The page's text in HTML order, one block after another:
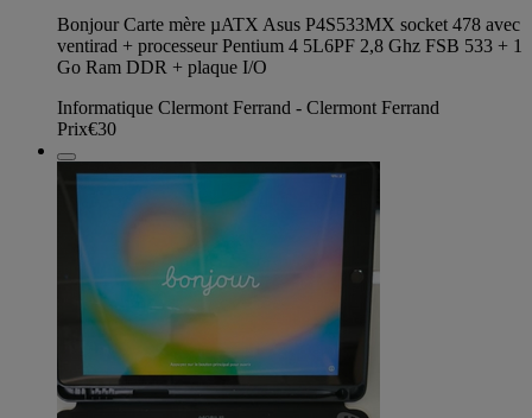
Bonjour Carte mère µATX Asus P4S533MX socket 478 avec
ventirad + processeur Pentium 4 5L6PF 2,8 Ghz FSB 533 + 1
Go Ram DDR + plaque I/O
Informatique Clermont Ferrand - Clermont Ferrand
Prix€30